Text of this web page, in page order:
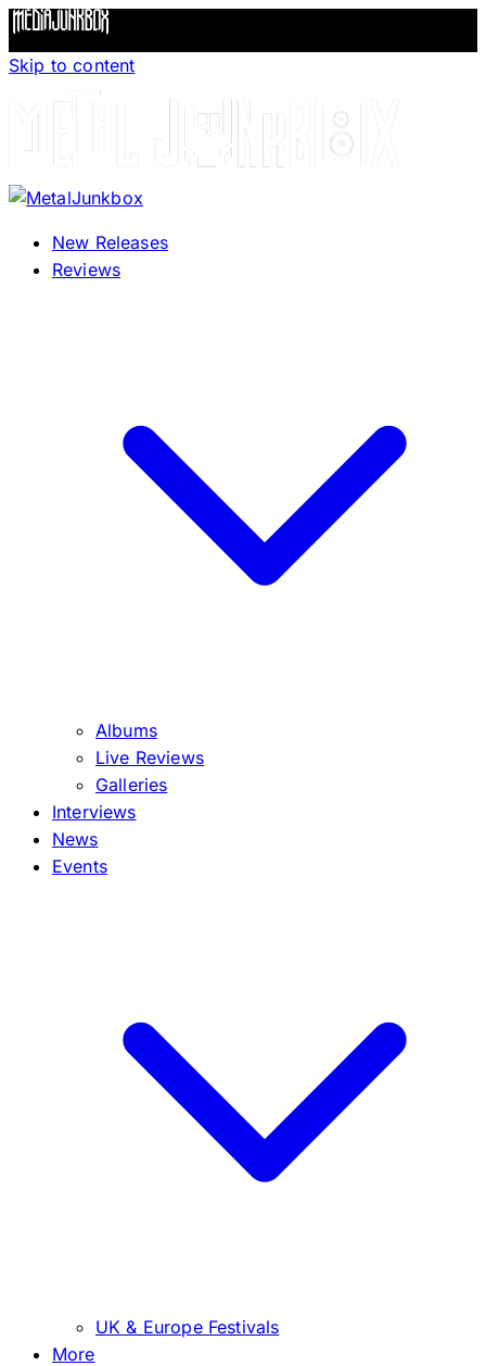
Skip to content
New Releases
Reviews
Albums
Live Reviews
Galleries
Interviews
News
Events
UK & Europe Festivals
More